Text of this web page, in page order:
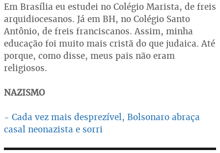
Em Brasília eu estudei no Colégio Marista, de freis
arquidiocesanos. Já em BH, no Colégio Santo
Antônio, de freis franciscanos. Assim, minha
educação foi muito mais cristã do que judaica. Até
porque, como disse, meus pais não eram
religiosos.
NAZISMO
- Cada vez mais desprezível, Bolsonaro abraça
casal neonazista e sorri